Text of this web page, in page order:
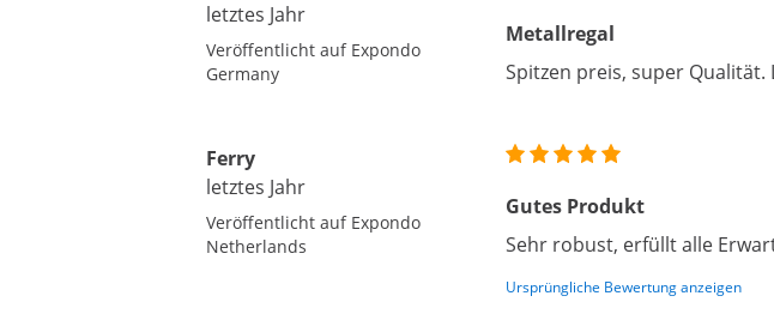
letztes Jahr
Veröffentlicht auf Expondo
Germany
Metallregal
Spitzen preis, super
Ferry
letztes Jahr
Veröffentlicht auf Expondo
Netherlands
Gutes Produkt
Sehr robust, erfüllt alle
Ursprüngliche Bewertung anzeigen